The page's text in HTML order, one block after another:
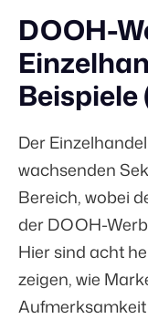
DOOH-
Beispiele
Der
wachsenden
Bereich, wobei
der DOOH-
Hier sind acht
zeigen, wie